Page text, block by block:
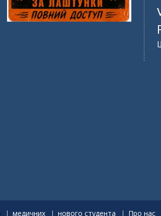
медичних нового студента Про нас